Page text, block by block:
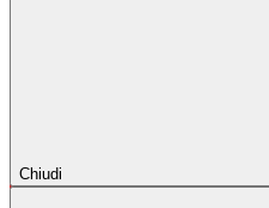
Chiudi